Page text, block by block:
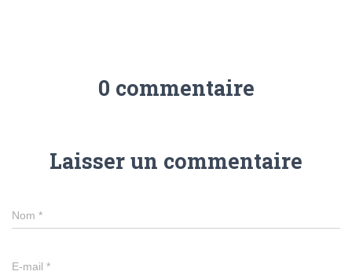
0 commentaire
Laisser un commentaire
Nom *
E-mail *